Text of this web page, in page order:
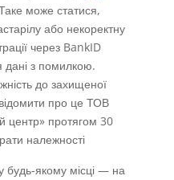
може статися,
або некоректну
через BankID
дані з помилкою.
до захищеної
про це ТОВ
центр» протягом 30
належності
будь-якому місці — на